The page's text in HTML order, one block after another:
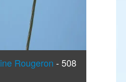
Rougeron - 508